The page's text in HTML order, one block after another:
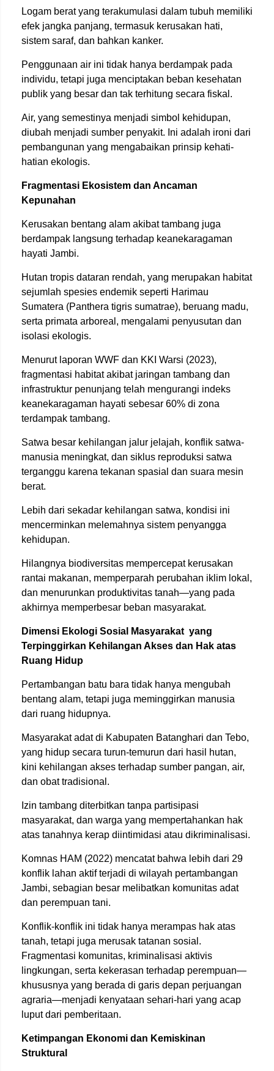
Logam berat yang terakumulasi dalam tubuh memiliki
efek jangka panjang, termasuk kerusakan hati,
sistem saraf, dan bahkan kanker.
Penggunaan air ini tidak hanya berdampak pada
individu, tetapi juga menciptakan beban kesehatan
publik yang besar dan tak terhitung secara fiskal.
Air, yang semestinya menjadi simbol kehidupan,
diubah menjadi sumber penyakit. Ini adalah ironi dari
pembangunan yang mengabaikan prinsip kehati-
hatian ekologis.
Fragmentasi Ekosistem dan Ancaman
Kepunahan
Kerusakan bentang alam akibat tambang juga
berdampak langsung terhadap keanekaragaman
hayati Jambi.
Hutan tropis dataran rendah, yang merupakan habitat
sejumlah spesies endemik seperti Harimau
Sumatera (Panthera tigris sumatrae), beruang madu,
serta primata arboreal, mengalami penyusutan dan
isolasi ekologis.
Menurut laporan WWF dan KKI Warsi (2023),
fragmentasi habitat akibat jaringan tambang dan
infrastruktur penunjang telah mengurangi indeks
keanekaragaman hayati sebesar 60% di zona
terdampak tambang.
Satwa besar kehilangan jalur jelajah, konflik satwa-
manusia meningkat, dan siklus reproduksi satwa
terganggu karena tekanan spasial dan suara mesin
berat.
Lebih dari sekadar kehilangan satwa, kondisi ini
mencerminkan melemahnya sistem penyangga
kehidupan.
Hilangnya biodiversitas mempercepat kerusakan
rantai makanan, memperparah perubahan iklim lokal,
dan menurunkan produktivitas tanah—yang pada
akhirnya memperbesar beban masyarakat.
Dimensi Ekologi Sosial Masyarakat yang
Terpinggirkan Kehilangan Akses dan Hak atas
Ruang Hidup
Pertambangan batu bara tidak hanya mengubah
bentang alam, tetapi juga meminggirkan manusia
dari ruang hidupnya.
Masyarakat adat di Kabupaten Batanghari dan Tebo,
yang hidup secara turun-temurun dari hasil hutan,
kini kehilangan akses terhadap sumber pangan, air,
dan obat tradisional.
Izin tambang diterbitkan tanpa partisipasi
masyarakat, dan warga yang mempertahankan hak
atas tanahnya kerap diintimidasi atau dikriminalisasi.
Komnas HAM (2022) mencatat bahwa lebih dari 29
konflik lahan aktif terjadi di wilayah pertambangan
Jambi, sebagian besar melibatkan komunitas adat
dan perempuan tani.
Konflik-konflik ini tidak hanya merampas hak atas
tanah, tetapi juga merusak tatanan sosial.
Fragmentasi komunitas, kriminalisasi aktivis
lingkungan, serta kekerasan terhadap perempuan—
khususnya yang berada di garis depan perjuangan
agraria—menjadi kenyataan sehari-hari yang acap
luput dari pemberitaan.
Ketimpangan Ekonomi dan Kemiskinan
Struktural